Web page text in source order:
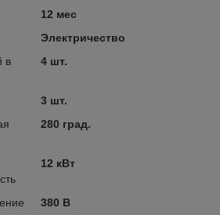
12 мес
Электричество
в
4 шт.
3 шт.
280 град.
12 кВт
380 В